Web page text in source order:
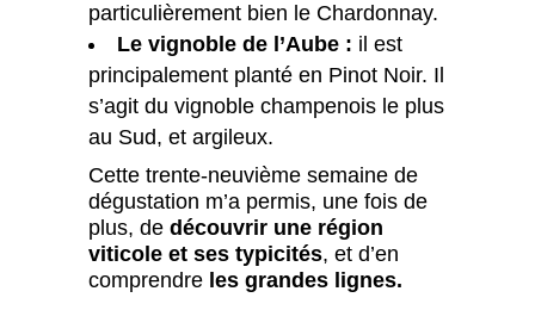
particulièrement bien le Chardonnay.
Le vignoble de l’Aube : il est
principalement planté en Pinot Noir. Il
s’agit du vignoble champenois le plus
au Sud, et argileux.
Cette trente-neuvième semaine de
dégustation m’a permis, une fois de
plus, de découvrir une région
viticole et ses typicités, et d’en
comprendre les grandes lignes.